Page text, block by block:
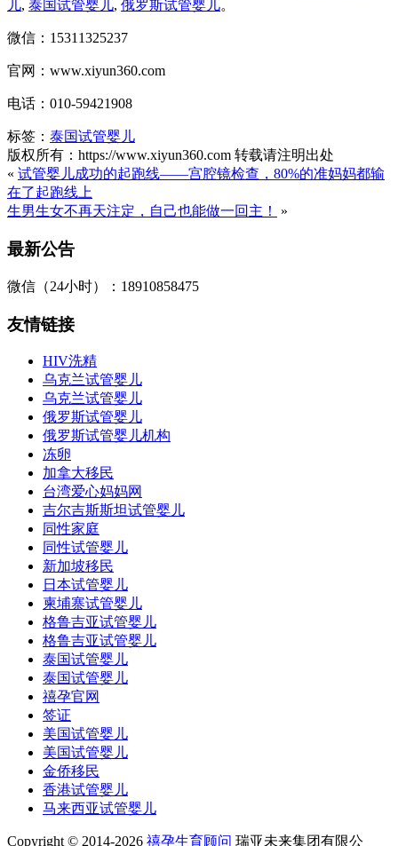
儿, 泰国试管婴儿, 俄罗斯试管婴儿。
微信：15311325237
官网：www.xiyun360.com
电话：010-59421908
标签： 泰国试管婴儿
版权所有：https://www.xiyun360.com 转载请注明出处
« 试管婴儿成功的起跑线——宫腔镜检查，80%的准妈妈都输
在了起跑线上
生男生女不再天注定，自己也能做一回主！
»
最新公告
微信（24小时）：18910858475
友情链接
HIV洗精
乌克兰试管婴儿
乌克兰试管婴儿
俄罗斯试管婴儿
俄罗斯试管婴儿机构
冻卵
加拿大移民
台湾爱心妈妈网
吉尔吉斯斯坦试管婴儿
同性家庭
同性试管婴儿
新加坡移民
日本试管婴儿
柬埔寨试管婴儿
格鲁吉亚试管婴儿
格鲁吉亚试管婴儿
泰国试管婴儿
泰国试管婴儿
禧孕官网
签证
美国试管婴儿
美国试管婴儿
金侨移民
香港试管婴儿
马来西亚试管婴儿
Copyright © 2014-2026 禧孕生育顾问 瑞亚未来集团有限公